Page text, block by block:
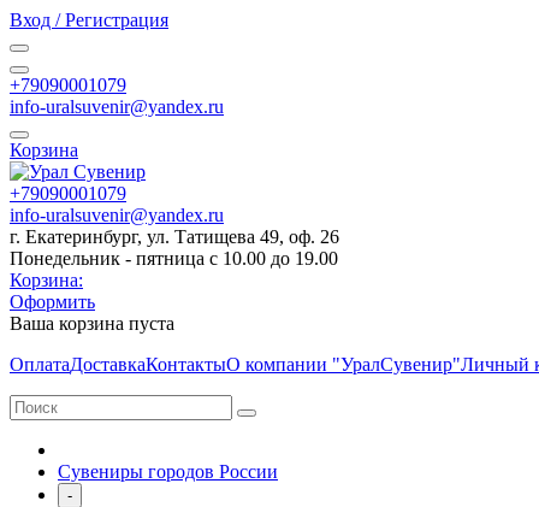
Вход / Регистрация
+79090001079
info-uralsuvenir@yandex.ru
Корзина
+79090001079
info-uralsuvenir@yandex.ru
г. Екатеринбург, ул. Татищева 49, оф. 26
Понедельник - пятница с 10.00 до 19.00
Корзина:
Оформить
Ваша корзина пуста
ОплатаДоставкаКонтактыО компании "УралСувенир"Личный
Сувениры городов России
-